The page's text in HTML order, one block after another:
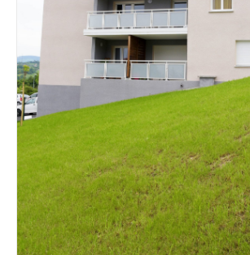
Vous recherchez&nbsp;:
Rechercher